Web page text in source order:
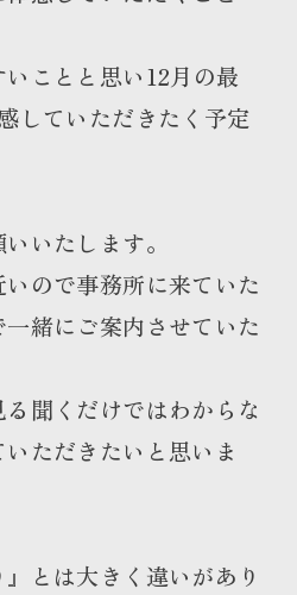
ことと思い12月の最
していただきたく予定
いたします。
ので事務所に来ていた
緒にご案内させていた
聞くだけではわからな
ただきたいと思いま
とは大きく違いがあり